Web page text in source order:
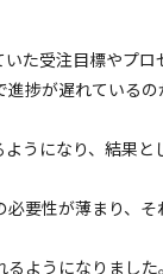
た受注目標やプ
捗が遅れている
うになり、結果と
要性が薄まり、
ようになりました。